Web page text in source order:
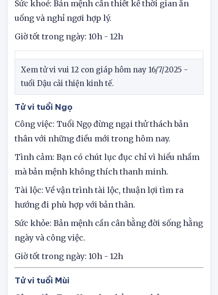
đối mặt với thực tế hay khi gặp khó khăn.
Sức khoẻ: Bản mệnh cần thiết kế thời gian ăn
uống và nghỉ ngơi hợp lý.
Giờ tốt trong ngày: 10h - 12h
Xem tử vi vui 12 con giáp hôm nay 16/7/2025 -
tuổi Dậu cải thiện kinh tế.
Tử vi tuổi Ngọ
Công việc: Tuổi Ngọ đừng ngại thử thách bản
thân với những điều mới trong hôm nay.
Tình cảm: Bạn có chút lục đục chỉ vì hiểu nhầm
mà bản mệnh không thích thanh minh.
Tài lộc: Về vận trình tài lộc, thuận lợi tìm ra
hướng đi phù hợp với bản thân.
Sức khỏe: Bản mệnh cần cân bằng đời sống hằng
ngày và công việc.
Giờ tốt trong ngày: 10h - 12h